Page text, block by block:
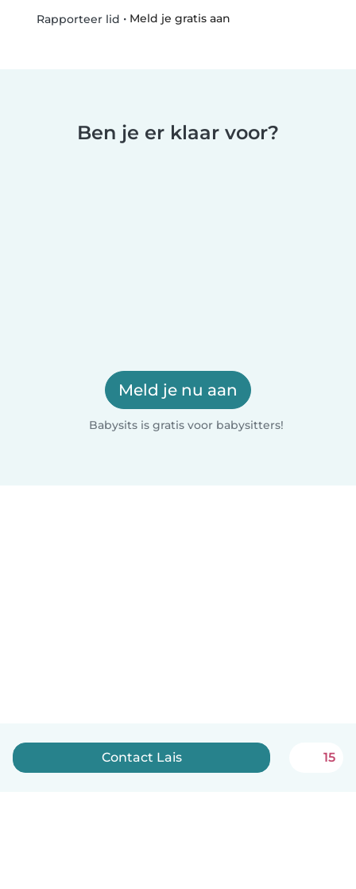
Rapporteer lid • Meld je gratis aan
Ben je er klaar voor?
Meld je nu aan
Babysits is gratis voor babysitters!
Contact Lais 15